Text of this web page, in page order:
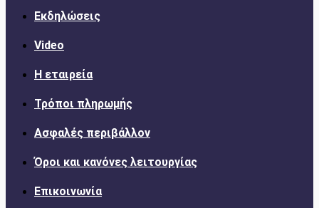
Εκδηλώσεις
Video
Η εταιρεία
Τρόποι πληρωμής
Ασφαλές περιβάλλον
Όροι και κανόνες λειτουργίας
Επικοινωνία